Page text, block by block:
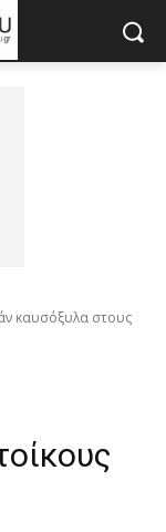
καυσόξυλα στους